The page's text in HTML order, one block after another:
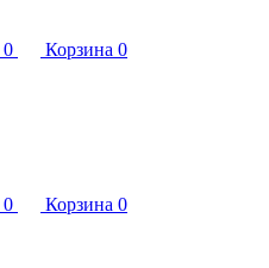
0 Корзина 0
0 Корзина 0